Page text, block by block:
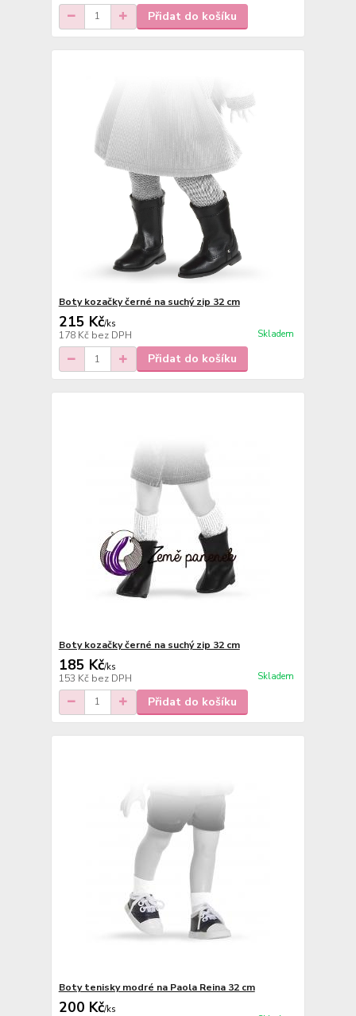
Přidat do košíku
Boty kozačky černé na suchý zip 32 cm
215 Kč/ks
178 Kč bez DPH Skladem
Přidat do košíku
Boty kozačky černé na suchý zip 32 cm
185 Kč/ks
153 Kč bez DPH Skladem
Přidat do košíku
Boty tenisky modré na Paola Reina 32 cm
200 Kč/ks